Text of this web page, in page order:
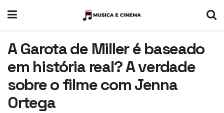
A Garota de Miller é baseado
em história real? A verdade
sobre o filme com Jenna
Ortega